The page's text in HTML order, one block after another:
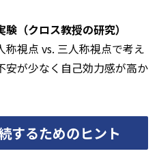
（クロス教授の研究）
称視点 vs. 三人称視点で考え
安が少なく自己効力感が高か
するためのヒント